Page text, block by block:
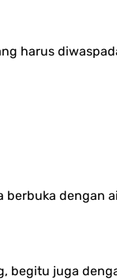
harus
dengan
juga